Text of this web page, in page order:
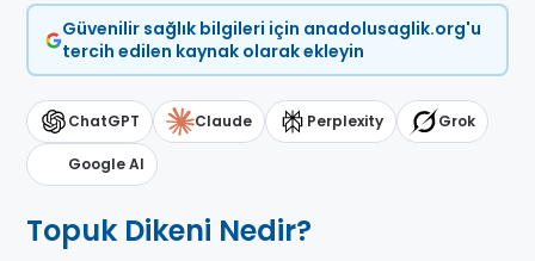
Güvenilir sağlık bilgileri için anadolusaglik.org'u
tercih edilen kaynak olarak ekleyin
ChatGPT Claude Perplexity Grok
Google AI
Topuk Dikeni Nedir?